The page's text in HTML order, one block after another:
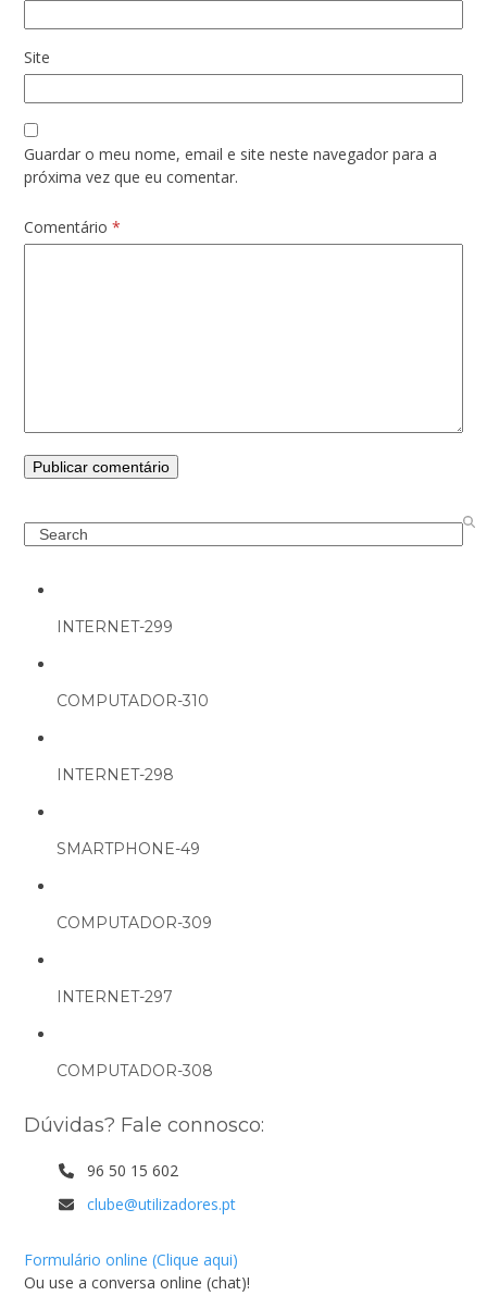
Site
Guardar o meu nome, email e site neste navegador para a
próxima vez que eu comentar.
Comentário*
Search
INTERNET-299
COMPUTADOR-310
INTERNET-298
SMARTPHONE-49
COMPUTADOR-309
INTERNET-297
COMPUTADOR-308
Dúvidas? Fale connosco:
96 50 15 602
clube@utilizadores.pt
Formulário online (Clique aqui)
Ou use a conversa online (chat)!